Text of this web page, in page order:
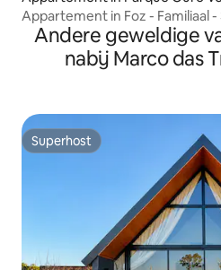
Appartement in Foz - Familiaal
ervoor
Andere geweldige
nabij Marco das
Superhost
Superhost